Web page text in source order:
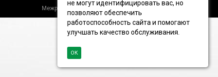
Межрегиональная кабельная компания, 2016 ©
не могут идентифицировать вас, но
позволяют обеспечить
работоспособность сайта и помогают
улучшать качество обслуживания.
ОК